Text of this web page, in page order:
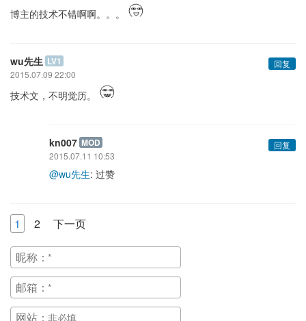
博主的技术不错啊啊。。。
wu先生 LV1
回复
2015.07.09 22:00
技术文，不明觉历。
kn007 MOD
回复
2015.07.11 10:53
@wu先生: 过赞
1 2 下一页
昵称：
邮箱：
网站：